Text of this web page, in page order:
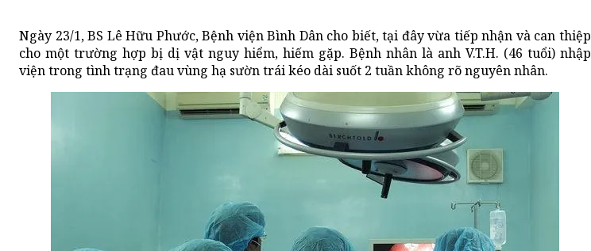
Ngày 23/1, BS Lê Hữu Phước, Bệnh viện Bình Dân cho biết, tại đây vừa tiếp nhận và can thiệp
cho một trường hợp bị dị vật nguy hiểm, hiếm gặp. Bệnh nhân là anh V.T.H. (46 tuổi) nhập
viện trong tình trạng đau vùng hạ sườn trái kéo dài suốt 2 tuần không rõ nguyên nhân.